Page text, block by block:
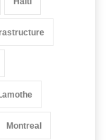
Montreal